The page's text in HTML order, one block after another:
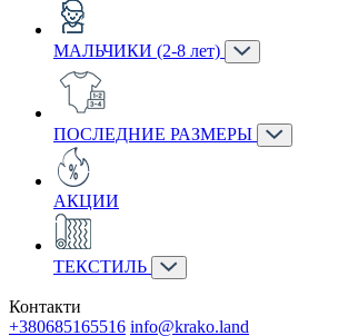
МАЛЬЧИКИ (2-8 лет)
ПОСЛЕДНИЕ РАЗМЕРЫ
АКЦИИ
ТЕКСТИЛЬ
Контакти
+380685165516 info@krako.land